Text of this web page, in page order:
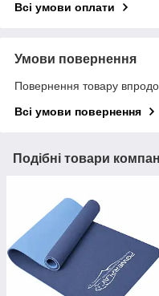
Всі умови оплати
Умови повернення
Повернення товару
Всі умови повернення
Подібні товари